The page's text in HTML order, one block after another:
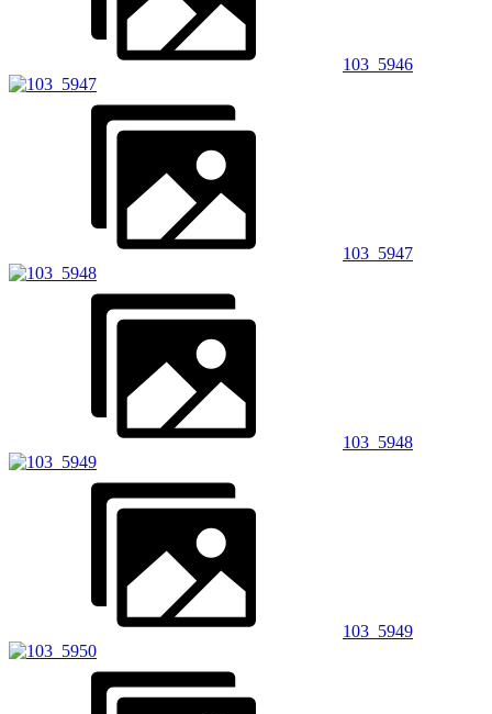
103_5946
103_5947
103_5948
103_5949